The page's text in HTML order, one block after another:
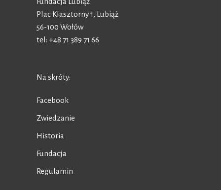
Plac Klasztorny 1, Lubiąż
56-100 Wołów
tel: +48 71 389 71 66
Na skróty:
Facebook
Zwiedzanie
Historia
Fundacja
Regulamin